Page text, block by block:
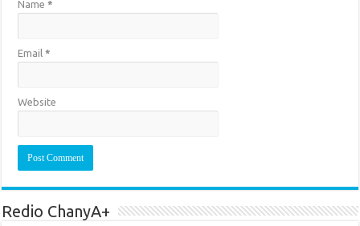
Name*
Email*
Website
Redio ChanyA+